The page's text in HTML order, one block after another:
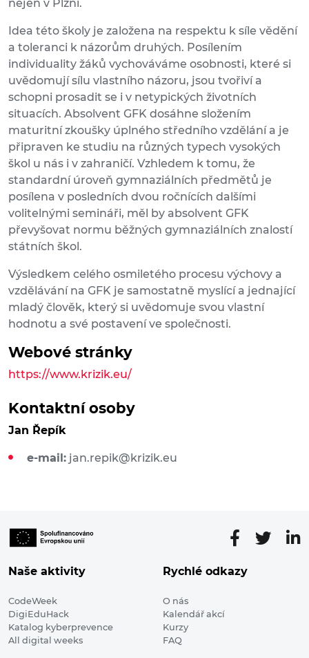
nejen v Plzni.
Idea této školy je založena na respektu k síle vědění
a toleranci k názorům druhých. Posílením
individuality žáků vychováváme osobnosti, které si
uvědomují sílu vlastního názoru, jsou tvořiví a
schopni prosadit se i v netypických životních
situacích. Absolvent GFK dosáhne složením
maturitní zkoušky úplného středního vzdělání a je
připraven ke studiu na různých typech vysokých
škol u nás i v zahraničí. Vzhledem k tomu, že
standardní úroveň gymnaziálních předmětů je
posílena v posledních dvou ročnících dalšími
volitelnými semináři, měl by absolvent GFK
převyšovat normu běžných gymnaziálních znalostí
státních škol.
Výsledkem celého osmiletého procesu výchovy a
vzdělávání na GFK je samostatně myslící a jednající
mladý člověk, který si uvědomuje svou vlastní
hodnotu a své postavení ve společnosti.
Webové stránky
https://www.krizik.eu/
Kontaktní osoby
Jan Řepík
e-mail: jan.repik@krizik.eu
Naše aktivity
CodeWeek
DigiEduHack
Katalog kyberprevence
All digital weeks
Rychlé odkazy
O nás
Kalendář akcí
Kurzy
FAQ